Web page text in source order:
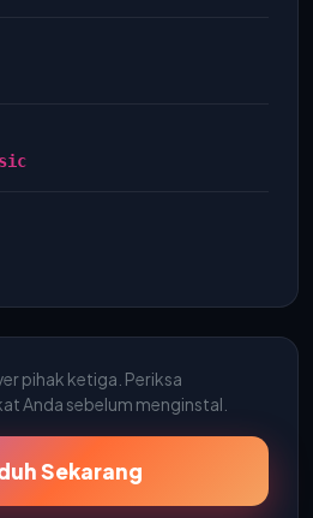
pihak ketiga. Periksa
Anda sebelum menginstal.
Sekarang